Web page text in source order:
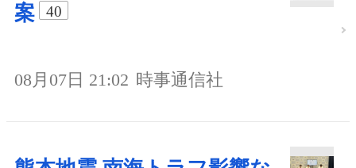
案
40
08月07日 21:02 時事通信社